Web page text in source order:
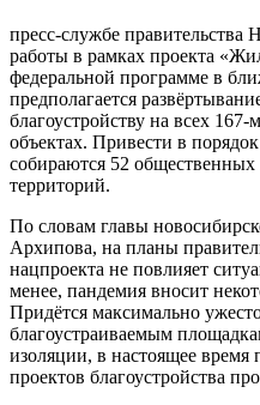
пресс-службе правительства
работы в рамках проекта
федеральной программе в
предполагается
благоустройству на всех
объектах. Привести в
собираются 52
территорий.
По словам главы
Архипова, на планы
нацпроекта не повлияет
менее, пандемия вносит
Придётся максимально
благоустраиваемым
изоляции, в настоящее время
проектов благоустройства